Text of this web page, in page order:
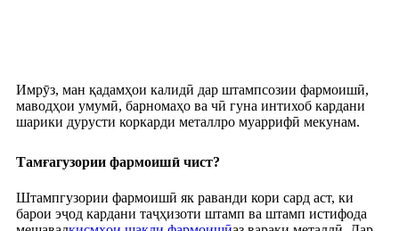
Имрӯз, ман қадамҳои калидӣ дар штампсозии фармоишӣ,
маводҳои умумӣ, барномаҳо ва чӣ гуна интихоб кардани
шарики дурусти коркарди металлро муаррифӣ мекунам.
Тамғагузории фармоишӣ чист?
Штампгузории фармоишӣ як раванди кори сард аст, ки
барои эҷод кардани таҷҳизоти штамп ва штамп истифода